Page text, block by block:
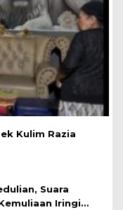
Kulim Razia
Suara
Iringi